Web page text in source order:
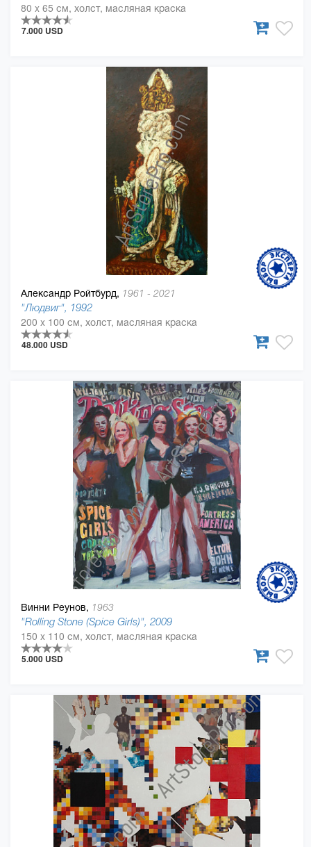
80 x 65 см, холст, масляная краска
7.000 USD
Александр Ройтбурд, 1961 - 2021
"Людвиг", 1992
200 x 100 см, холст, масляная краска
48.000 USD
Винни Реунов, 1963
"Rolling Stone (Spice Girls)", 2009
150 x 110 см, холст, масляная краска
5.000 USD